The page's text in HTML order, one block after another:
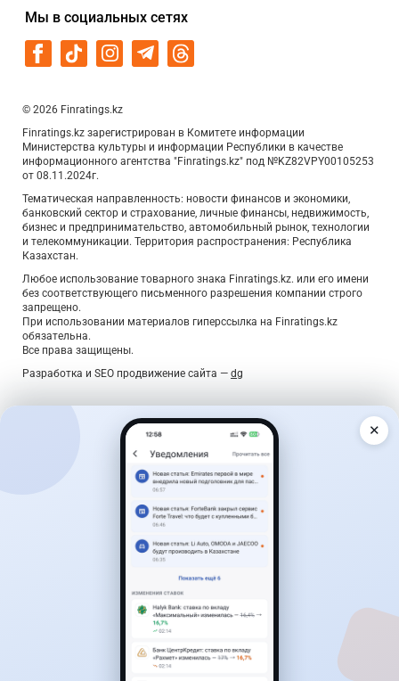
Мы в социальных сетях
© 2026 Finratings.kz
Finratings.kz зарегистрирован в Комитете информации
Министерства культуры и информации Республики в качестве
информационного агентства "Finratings.kz" под №KZ82VPY00105253
от 08.11.2024г.
Тематическая направленность: новости финансов и экономики,
банковский сектор и страхование, личные финансы, недвижимость,
бизнес и предпринимательство, автомобильный рынок, технологии
и телекоммуникации. Территория распространения: Республика
Казахстан.
Любое использование товарного знака Finratings.kz. или его имени
без соответствующего письменного разрешения компании строго
запрещено.
При использовании материалов гиперссылка на Finratings.kz
обязательна.
Все права защищены.
Разработка и SEO продвижение сайта — dg
Дайджест о деньгах — раз в неделю
Главные новости, лучшие ставки по вкладам и курсы
валют — коротко, по делу, без спама.
Подтверждение — по ссылке в письме. Отписаться можно в
✕